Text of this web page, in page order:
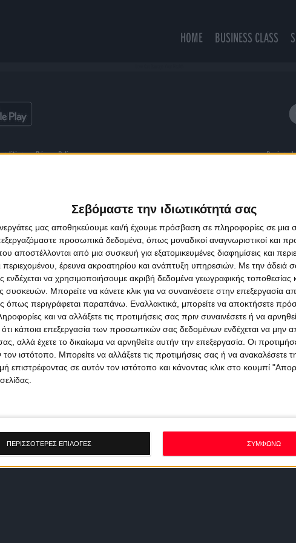
Σεβόμαστε την ιδιωτικότητά σας
μας αποθηκεύουμε και/ή έχουμε πρόσβαση σε πληροφορίες σε
προσωπικά δεδομένα, όπως μοναδικοί αναγνωριστικοί και
αποστέλλονται από μια συσκευή για εξατομικευμένες διαφημίσεις και
περιεχομένου, έρευνα ακροατηρίου και ανάπτυξη υπηρεσιών. Με την άδειά
ενδέχεται να χρησιμοποιήσουμε ακριβή δεδομένα γεωγραφικής τοποθεσίας
Μπορείτε να κάνετε κλικ για να συναινέσετε στην επεξεργασία
όπως περιγράφεται παραπάνω. Εναλλακτικά, μπορείτε να αποκτήσετε
και να αλλάξετε τις προτιμήσεις σας πριν συναινέσετε ή να
κάποια επεξεργασία των προσωπικών σας δεδομένων ενδέχεται να μην
αλλά έχετε το δικαίωμα να αρνηθείτε αυτήν την επεξεργασία. Οι
τον ιστότοπο. Μπορείτε να αλλάξετε τις προτιμήσεις σας ή να ανακαλέσετε
επιστρέφοντας σε αυτόν τον ιστότοπο και κάνοντας κλικ στο κουμπί
ΠΕΡΙΣΣΟΤΕΡΕΣ ΕΠΙΛΟΓΕΣ ΣΥΜΦΩΝΩ
HOME BUSINESS CLASS
Privacy Policy